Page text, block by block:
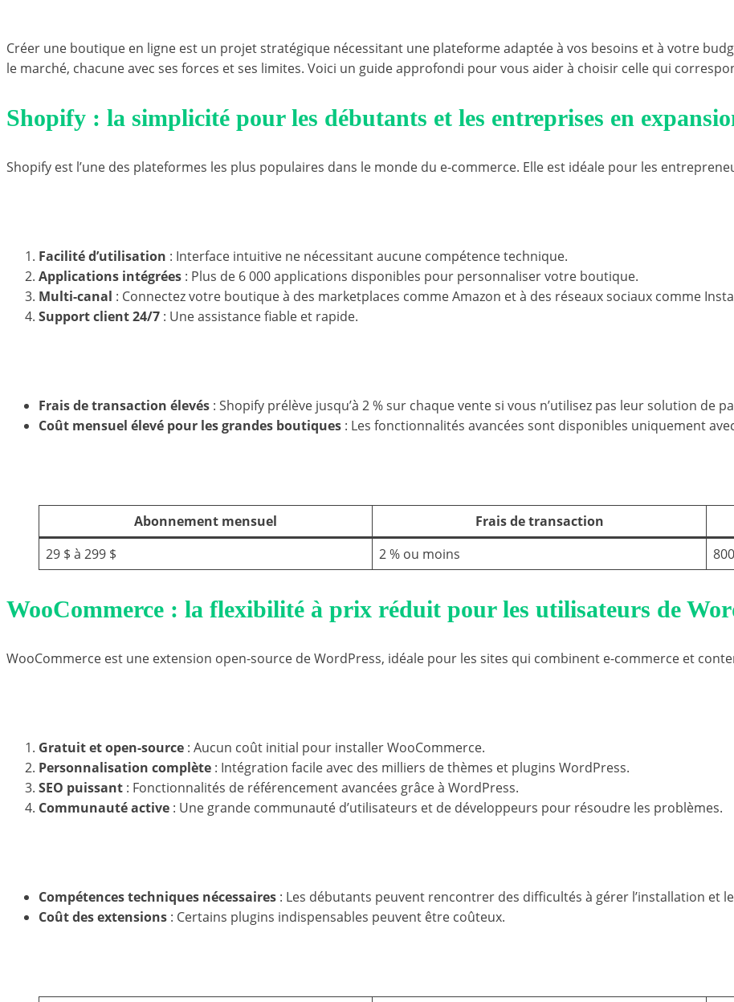
Créer une boutique en ligne est un projet stratégique nécessitant une plateforme adaptée à vos besoins et à votre
le marché, chacune avec ses forces et ses limites. Voici un guide approfondi pour vous aider à choisir celle qui
Shopify : la simplicité pour les débutants et les entreprises en
Shopify est l’une des plateformes les plus populaires dans le monde du e-commerce. Elle est idéale pour les
Facilité d’utilisation : Interface intuitive ne nécessitant aucune compétence technique.
Applications intégrées : Plus de 6 000 applications disponibles pour personnaliser votre boutique.
Multi-canal : Connectez votre boutique à des marketplaces comme Amazon et à des réseaux sociaux comme
Support client 24/7 : Une assistance fiable et rapide.
Frais de transaction élevés : Shopify prélève jusqu’à 2 % sur chaque vente si vous n’utilisez pas leur solution de
Coût mensuel élevé pour les grandes boutiques : Les fonctionnalités avancées sont disponibles uniquement
Abonnement mensuel Frais de transaction
29 $ à 299 $
2 % ou moins
WooCommerce : la flexibilité à prix réduit pour les utilisateurs de
WooCommerce est une extension open-source de WordPress, idéale pour les sites qui combinent e-commerce et
Gratuit et open-source : Aucun coût initial pour installer WooCommerce.
Personnalisation complète : Intégration facile avec des milliers de thèmes et plugins WordPress.
SEO puissant : Fonctionnalités de référencement avancées grâce à WordPress.
Communauté active : Une grande communauté d’utilisateurs et de développeurs pour résoudre les problèmes.
Compétences techniques nécessaires : Les débutants peuvent rencontrer des difficultés à gérer l’installation et
Coût des extensions : Certains plugins indispensables peuvent être coûteux.